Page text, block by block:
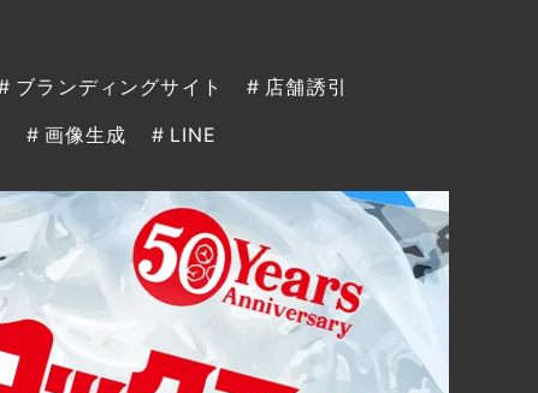
ブランディングサイト
店舗誘引
画像生成 LINE